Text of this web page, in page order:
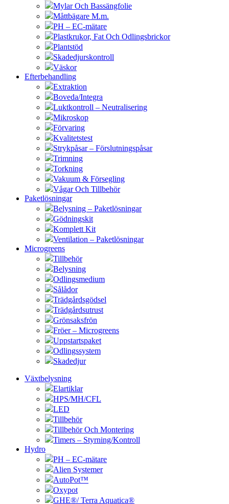
Mylar Och Bassängfolie
Måttbägare M.m.
PH – EC-mätare
Plastkrukor, Fat Och Odlingsbrickor
Plantstöd
Skadedjurskontroll
Väskor
Efterbehandling
Extraktion
Boveda/Integra
Luktkontroll – Neutralisering
Mikroskop
Förvaring
Kvalitetstest
Strykpåsar – Förslutningspåsar
Trimning
Torkning
Vakuum & Försegling
Vågar Och Tillbehör
Paketlösningar
Belysning – Paketlösningar
Gödningskit
Komplett Kit
Ventilation – Paketlösningar
Microgreens
Tillbehör
Belysning
Odlingsmedium
Sålådor
Trädgårdsgödsel
Trädgårdsutrust
Grönsaksfrön
Fröer – Microgreens
Uppstartspaket
Odlingssystem
Skadedjur
Växtbelysning
Elartiklar
HPS/MH/CFL
LED
Tillbehör
Tillbehör Och Montering
Timers – Styrning/Kontroll
Hydro
PH – EC-mätare
Alien Systemer
AutoPot™
Oxypot
GHE®/ Terra Aquatica®